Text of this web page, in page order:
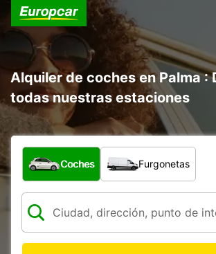
Alquiler de coches en Palma :
todas nuestras estaciones
¿Qué tipo de vehículo?
Coches Furgonetas